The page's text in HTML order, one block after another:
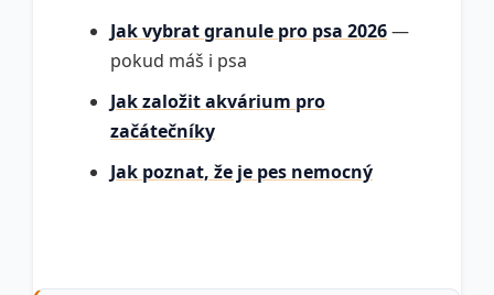
Jak vybrat granule pro psa 2026—
pokud máš i psa
Jak založit akvárium pro
začátečníky
Jak poznat, že je pes nemocný